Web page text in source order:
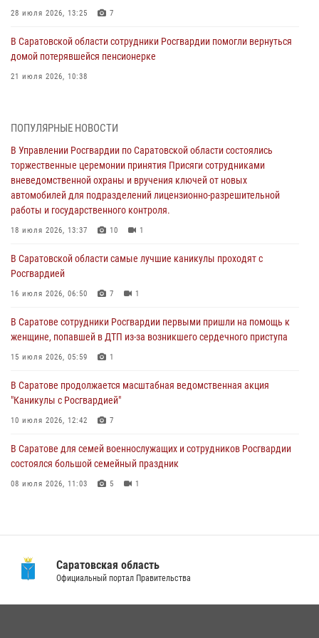
28 июля 2026, 13:25 7
В Саратовской области сотрудники Росгвардии помогли вернуться
домой потерявшейся пенсионерке
21 июля 2026, 10:38
вневедомственной охраны и вручения ключей от новых
автомобилей для подразделений лицензионно-разрешительной
работы и государственного контроля.
18 июля 2026, 13:37 10 1
В Саратовской области самые лучшие каникулы проходят с
Росгвардией
В Саратове сотрудники Росгвардии первыми пришли на помощь к
женщине, попавшей в ДТП из-за возникшего сердечного приступа
В Саратове продолжается масштабная ведомственная акция
"Каникулы с Росгвардией"
В Саратовской области при содействии спецназа Росгвардии
задержан подозреваемый в незаконном обороте наркотиков
ПОПУЛЯРНЫЕ НОВОСТИ
В Управлении Росгвардии по Саратовской области состоялись
торжественные церемонии принятия Присяги сотрудниками
вневедомственной охраны и вручения ключей от новых
автомобилей для подразделений лицензионно-разрешительной
работы и государственного контроля.
18 июля 2026, 13:37 10 1
В Саратовской области самые лучшие каникулы проходят с
Росгвардией
16 июля 2026, 06:50 7 1
В Саратове сотрудники Росгвардии первыми пришли на помощь к
женщине, попавшей в ДТП из-за возникшего сердечного приступа
15 июля 2026, 05:59 1
В Саратове продолжается масштабная ведомственная акция
"Каникулы с Росгвардией"
10 июля 2026, 12:42 7
В Саратове для семей военнослужащих и сотрудников Росгвардии
состоялся большой семейный праздник
08 июля 2026, 11:03 5 1
В Саратовской области при содействии спецназа Росгвардии
Саратовская область
Официальный портал Правительства